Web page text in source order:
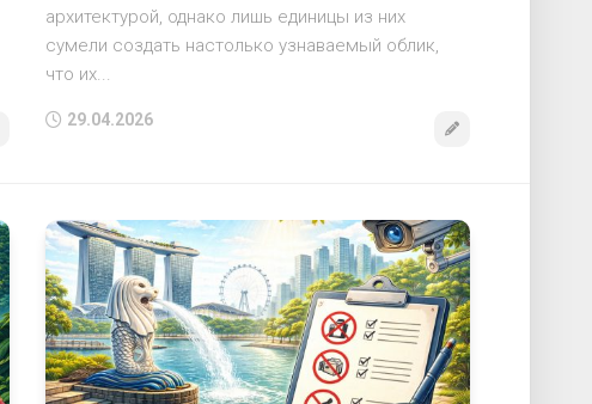
архитектурой, однако лишь единицы из них
сумели создать настолько узнаваемый облик,
что их...
29.04.2026